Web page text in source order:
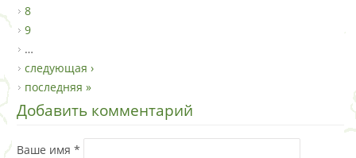
8
9
…
следующая ›
последняя »
Добавить комментарий
Ваше имя *